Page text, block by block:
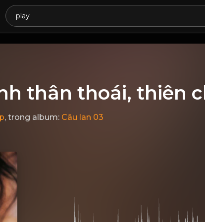
thân thoái, thiên
, trong album: Câu lan 03